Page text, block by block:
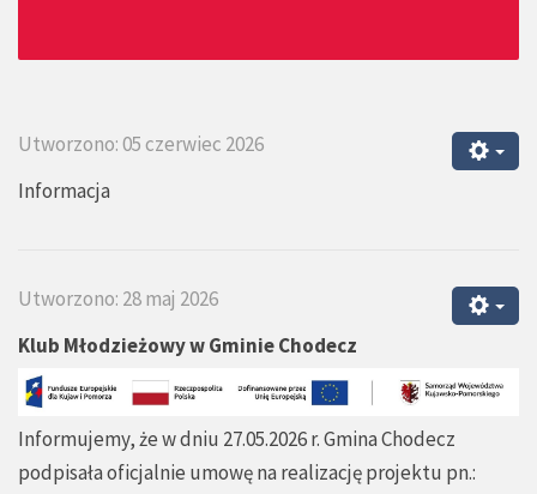
Utworzono: 05 czerwiec 2026
Informacja
Utworzono: 28 maj 2026
Klub Młodzieżowy w Gminie Chodecz
Informujemy, że w dniu 27.05.2026 r. Gmina Chodecz
podpisała oficjalnie umowę na realizację projektu pn.: